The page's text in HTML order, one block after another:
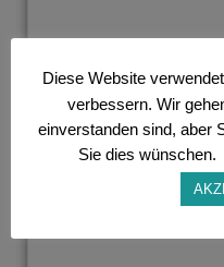
Diese Website
verbessern. Wir
einverstanden sind, aber
Sie dies wünschen.